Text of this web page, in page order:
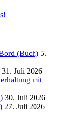
(Buch) 5.
31. Juli 2026
mit
30. Juli 2026
27. Juli 2026